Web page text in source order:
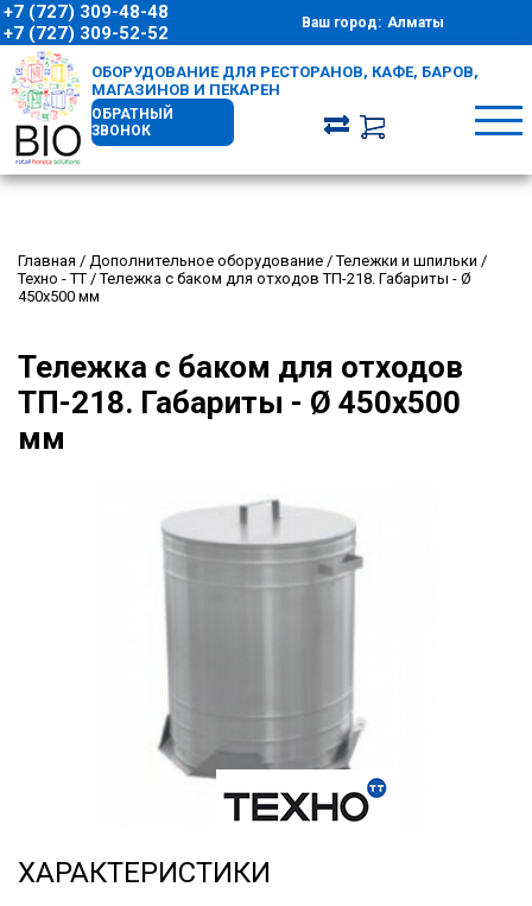
+7 (727) 309-48-48
+7 (727) 309-52-52
Ваш город: Алматы
ОБОРУДОВАНИЕ ДЛЯ РЕСТОРАНОВ, КАФЕ, БАРОВ,
МАГАЗИНОВ И ПЕКАРЕН
ОБРАТНЫЙ
ЗВОНОК
Главная / Дополнительное оборудование /Тележки и шпильки /
Техно - ТТ /Тележка с баком для отходов ТП-218. Габариты - Ø
450х500 мм
Тележка с баком для отходов
ТП-218. Габариты - Ø 450х500
мм
ХАРАКТЕРИСТИКИ